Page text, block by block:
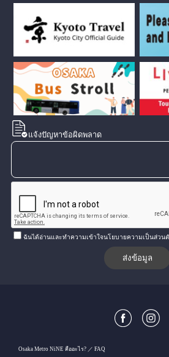
แจ้งปัญหาข้อผิดพลาด
ฉันได้อ่านและทำความเข้าใจนโยบายความเป็นส่วน
Osaka Metro NiNE คืออะไร? FAQ